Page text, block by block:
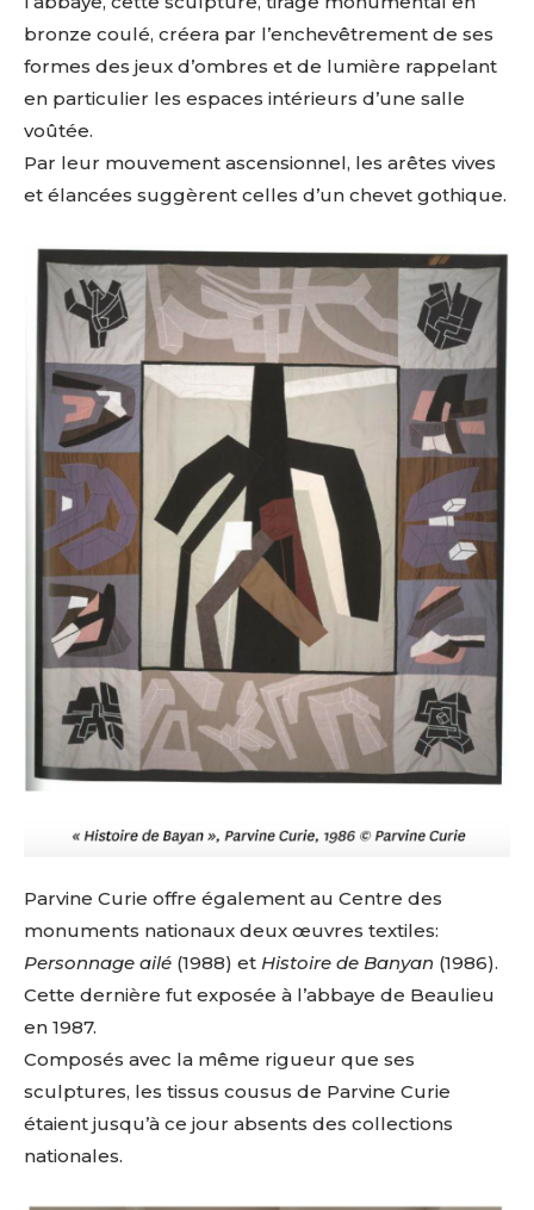
bronze coulé, créera par l’enchevêtrement de ses
formes des jeux d’ombres et de lumière rappelant
en particulier les espaces intérieurs d’une salle
voûtée.
Par leur mouvement ascensionnel, les arêtes vives
et élancées suggèrent celles d’un chevet gothique.
Parvine Curie offre également au Centre des
monuments nationaux deux œuvres textiles:
Personnage ailé (1988) et Histoire de Banyan (1986).
Cette dernière fut exposée à l’abbaye de Beaulieu
en 1987.
Composés avec la même rigueur que ses
sculptures, les tissus cousus de Parvine Curie
étaient jusqu’à ce jour absents des collections
nationales.